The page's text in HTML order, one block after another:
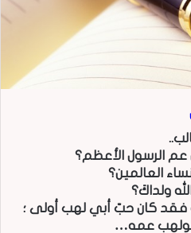
عم الرسول الأعظم؟
العالمين؟
ولداكَ؟
كان حبّ أبي لهب أولى ؛
عمه…